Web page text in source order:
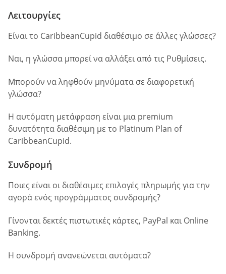
Λειτουργίες
Είναι το CaribbeanCupid διαθέσιμο σε άλλες γλώσσες?
Ναι, η γλώσσα μπορεί να αλλάξει από τις Ρυθμίσεις.
Μπορούν να ληφθούν μηνύματα σε διαφορετική
γλώσσα?
Η αυτόματη μετάφραση είναι μια premium
δυνατότητα διαθέσιμη με το Platinum Plan of
CaribbeanCupid.
Συνδρομή
Ποιες είναι οι διαθέσιμες επιλογές πληρωμής για την
αγορά ενός προγράμματος συνδρομής?
Γίνονται δεκτές πιστωτικές κάρτες, PayPal και Online
Banking.
Η συνδρομή ανανεώνεται αυτόματα?